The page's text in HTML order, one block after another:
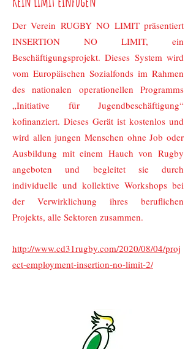
Der Verein RUGBY NO LIMIT präsentiert
INSERTION NO LIMIT, ein
Beschäftigungsprojekt. Dieses System wird
vom Europäischen Sozialfonds im Rahmen
des nationalen operationellen Programms
„Initiative für Jugendbeschäftigung“
kofinanziert. Dieses Gerät ist kostenlos und
wird allen jungen Menschen ohne Job oder
Ausbildung mit einem Hauch von Rugby
angeboten und begleitet sie durch
individuelle und kollektive Workshops bei
der Verwirklichung ihres beruflichen
Projekts, alle Sektoren zusammen.
http://www.cd31rugby.com/2020/08/04/proj
ect-employment-insertion-no-limit-2/